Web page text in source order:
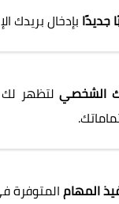
جديدًا بإدخال بريدك
الشخصي لتظهر لك
المهامالمتوفرة